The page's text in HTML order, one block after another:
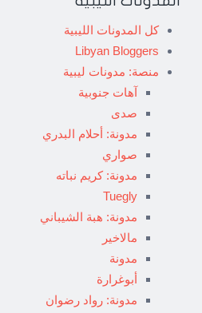
كل المدونات الليبية
Libyan Bloggers
منصة: مدونات ليبية
آهات جنوبية
صدى
مدونة: أحلام البدري
صواري
مدونة: كريم نباته
Tuegly
مدونة: هبة الشيباني
مالاخير
مدونة
أبوغرارة
مدونة: رواد رضوان